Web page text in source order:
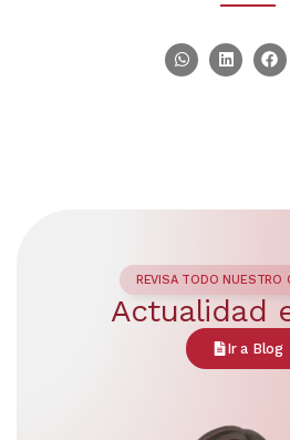
REVISA TODO NUESTRO
Actualidad
Ir a Blog